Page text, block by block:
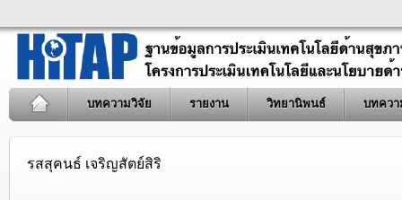
บทความวิจัย รายงาน วิทยานิพนธ์ บทควา
รสสุคนธ์ เจริญสัตย์สิริ